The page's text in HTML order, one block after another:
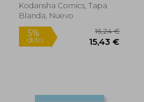
Kodansha Comics, Tapa
Blanda, Nuevo